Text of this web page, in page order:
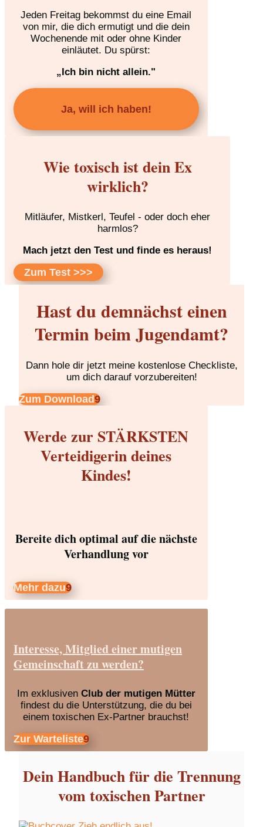
Jeden Freitag bekommst du eine Email
von mir, die dich ermutigt und die dein
Wochenende mit oder ohne Kinder
einläutet. Du spürst:
„Ich bin nicht allein."
Ja, will ich haben!
Wie toxisch ist dein Ex
wirklich?
Mitläufer, Mistkerl, Teufel - oder doch eher
harmlos?
Mach jetzt den Test und finde es heraus!
Zum Test >>>
Hast du demnächst einen
Termin beim Jugendamt?
Dann hole dir jetzt meine kostenlose Checkliste,
um dich darauf vorzubereiten!
Zum Download
Werde zur STÄRKSTEN
Verteidigerin deines
Kindes!
Bereite dich optimal auf die nächste
Verhandlung vor
Mehr dazu
Interesse, Mitglied einer mutigen
Gemeinschaft zu werden?
Im exklusiven Club der mutigen Mütter
findest du die Unterstützung, die du bei
einem toxischen Ex-Partner brauchst!
Zur Warteliste
Dein Handbuch für die Trennung
vom toxischen Partner